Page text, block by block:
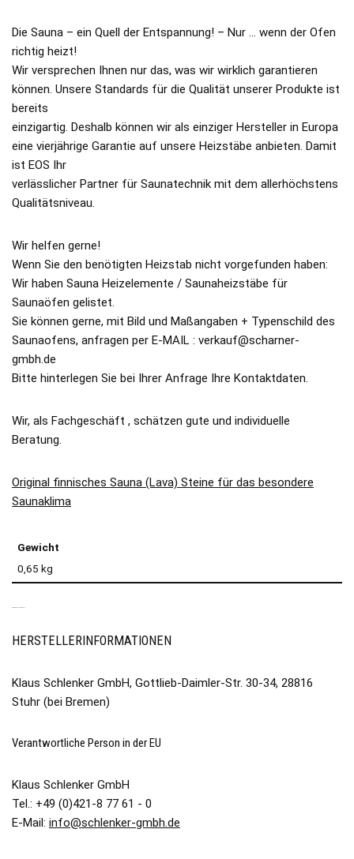
Die Sauna – ein Quell der Entspannung! – Nur … wenn der Ofen
richtig heizt!
Wir versprechen Ihnen nur das, was wir wirklich garantieren
können. Unsere Standards für die Qualität unserer Produkte ist
bereits
einzigartig. Deshalb können wir als einziger Hersteller in Europa
eine vierjährige Garantie auf unsere Heizstäbe anbieten. Damit
ist EOS Ihr
verlässlicher Partner für Saunatechnik mit dem allerhöchstens
Qualitätsniveau.
Wir helfen gerne!
Wenn Sie den benötigten Heizstab nicht vorgefunden haben:
Wir haben Sauna Heizelemente / Saunaheizstäbe für
Saunaöfen gelistet.
Sie können gerne, mit Bild und Maßangaben + Typenschild des
Saunaofens, anfragen per E-MAIL : verkauf@scharner-
gmbh.de
Bitte hinterlegen Sie bei Ihrer Anfrage Ihre Kontaktdaten.
Wir, als Fachgeschäft , schätzen gute und individuelle
Beratung.
Original finnisches Sauna (Lava) Steine für das besondere
Saunaklima
Gewicht
0,65 kg
HERSTELLERINFORMATIONEN
Klaus Schlenker GmbH, Gottlieb-Daimler-Str. 30-34, 28816
Stuhr (bei Bremen)
Verantwortliche Person in der EU
Klaus Schlenker GmbH
Tel.: +49 (0)421-8 77 61 - 0
E-Mail: info@schlenker-gmbh.de